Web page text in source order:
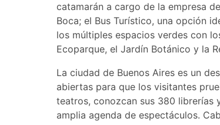
catamarán a cargo de la empresa
Boca; el Bus Turístico, una opción
los múltiples espacios verdes con
Ecoparque, el Jardín Botánico y la
La ciudad de Buenos Aires es un
abiertas para que los visitantes
teatros, conozcan sus 380 librerías
amplia agenda de espectáculos.